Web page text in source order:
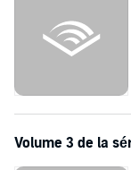
Volume 3 de la